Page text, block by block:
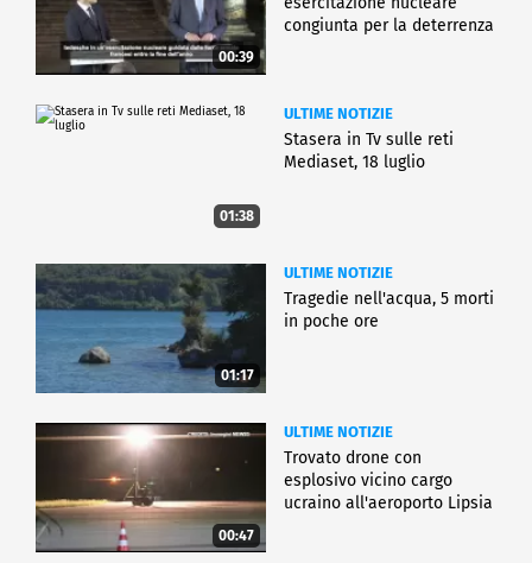
00:39
congiunta per la deterrenza
01:38
ULTIME NOTIZIE
Stasera in Tv sulle reti
Mediaset, 18 luglio
01:17
ULTIME NOTIZIE
Tragedie nell'acqua, 5 morti
in poche ore
00:47
ULTIME NOTIZIE
Trovato drone con
esplosivo vicino cargo
ucraino all'aeroporto Lipsia